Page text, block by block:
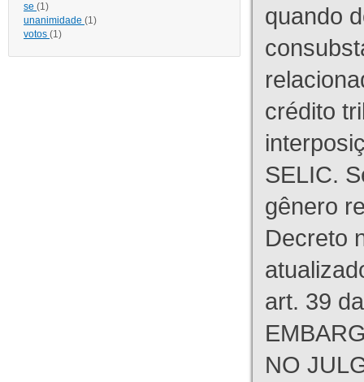
se (1)
unanimidade (1)
votos (1)
quando
crédito
SELIC.
gênero
Decreto
art. 39
NO